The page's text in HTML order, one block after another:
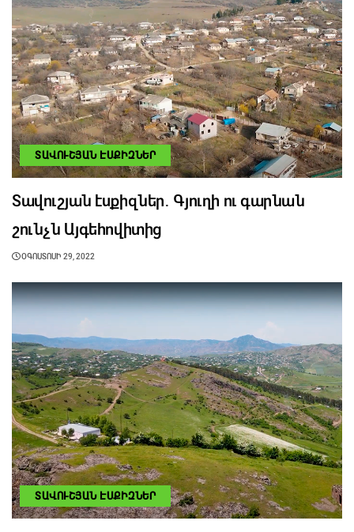
ՏԱՎՈՒՇՅԱՆ ԷՍՔԻԶՆԵՐ
Տավուշյան էսքիզներ․ Գյուղի ու գարնան
շունչն Այգեհովիտից
ՕԳՈՍՏՈՍԻ 29, 2022
ՏԱՎՈՒՇՅԱՆ ԷՍՔԻԶՆԵՐ